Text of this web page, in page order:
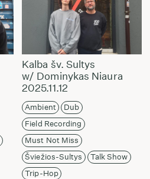
Kalba šv. Sultys
w/ Dominykas Niaura
2025.11.12
Ambient
Dub
Field Recording
Must Not Miss
Šviežios-Sultys
Talk Show
Trip-Hop